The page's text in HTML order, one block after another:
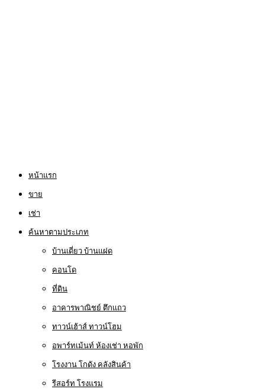
หน้าแรก
ขาย
เช่า
ค้นหาตามประเภท
บ้านเดี่ยว บ้านแฝด
คอนโด
ที่ดิน
อาคารพาณิชย์ ตึกแถว
ทาวน์เฮ้าส์ ทาวน์โฮม
อพาร์ทเม้นท์ ห้องเช่า หอพัก
โรงงาน โกดัง คลังสินค้า
รีสอร์ท โรงแรม